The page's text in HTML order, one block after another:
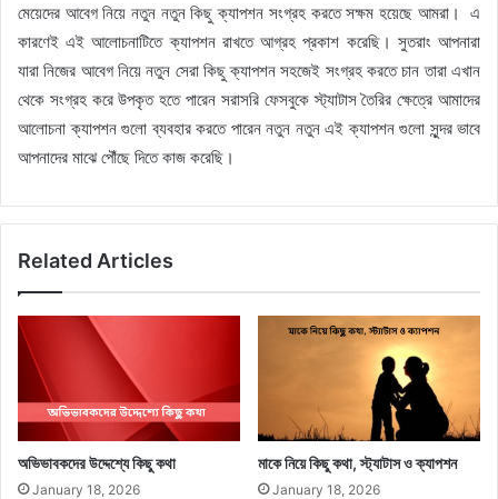
মেয়েদের আবেগ নিয়ে নতুন নতুন কিছু ক্যাপশন সংগ্রহ করতে সক্ষম হয়েছে আমরা। ‌ এ
কারণেই এই আলোচনাটিতে ক্যাপশন রাখতে আগ্রহ প্রকাশ করেছি। সুতরাং আপনারা
যারা নিজের আবেগ নিয়ে নতুন সেরা কিছু ক্যাপশন সহজেই সংগ্রহ করতে চান তারা এখান
থেকে সংগ্রহ করে উপকৃত হতে পারেন সরাসরি ফেসবুকে স্ট্যাটাস তৈরির ক্ষেত্রে আমাদের
আলোচনা ক্যাপশন গুলো ব্যবহার করতে পারেন নতুন নতুন এই ক্যাপশন গুলো সুন্দর ভাবে
আপনাদের মাঝে পৌঁছে দিতে কাজ করেছি।
Related Articles
অভিভাবকদের উদ্দেশ্যে কিছু কথা
January 18, 2026
মাকে নিয়ে কিছু কথা, স্ট্যাটাস ও ক্যাপশন
January 18, 2026